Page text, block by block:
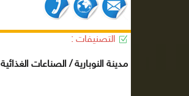
التصنيفات :
مدينة النوبارية / الصناعات الغذائية